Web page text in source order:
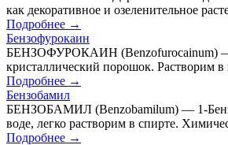
как декоративное и озеленительное
Подробнее →
Бензофурокаин
БЕНЗОФУРОКАИН (Веnzofurocainum) —
кристаллический порошок. Растворим
Подробнее →
Бензобамил
БЕНЗОБАМИЛ (Benzobamilum) — 1-
воде, легко растворим в спирте.
Подробнее →